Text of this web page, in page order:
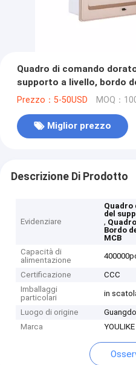
Quadro di comando
supporto a livello, bordo
Prezzo：5-50USD MOQ：
Miglior prezzo
Descrizione Di Prodotto
Evidenziare
Quadro
del
,
Bordo
MCB
Capacità di
alimentazione
Certificazione
CCC
Imballaggi
particolari
in
Luogo di origine
Marca
YOULIKE